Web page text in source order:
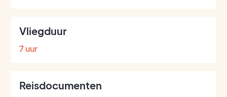
Vliegduur
7 uur
Reisdocumenten